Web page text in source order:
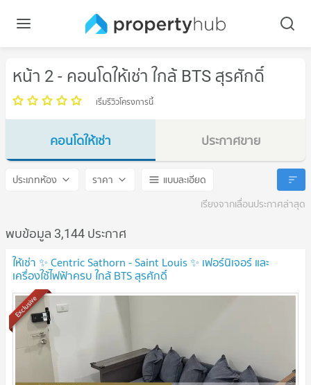
หน้า 2 - คอนโดให้เช่า ใกล้ BTS สุรศักดิ์
เริ่มรีวิวโครงการนี้
คอนโดให้เช่า
ประกาศขาย
ประเภทห้อง ราคา
แบบละเอียด
เรียงจากเลื่อนประกาศล่าสุด
พบข้อมูล 3,144 ประกาศ
ให้เช่า ✨ Centric Sathorn - Saint Louis ✨ เฟอร์นิเจอร์ และ
เครื่องใช้ไฟฟ้าครบ ใกล้ BTS สุรศักดิ์
Exclusive